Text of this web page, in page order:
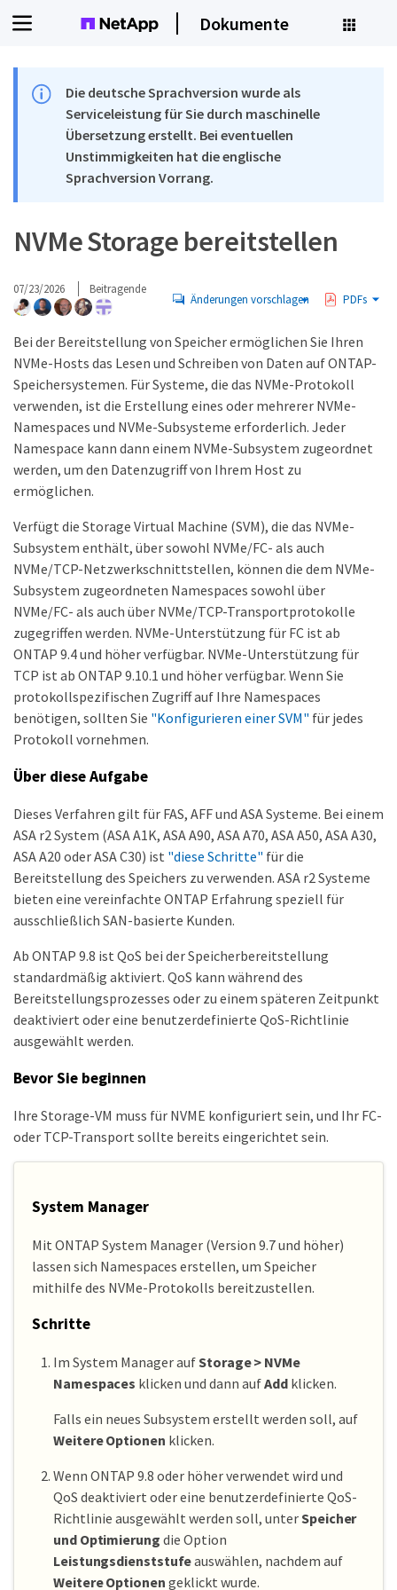
Dokumente
Die deutsche Sprachversion wurde als
Serviceleistung für Sie durch maschinelle
Übersetzung erstellt. Bei eventuellen
Unstimmigkeiten hat die englische
Sprachversion Vorrang.
NVMe Storage bereitstellen
07/23/2026 Beitragende
Änderungen vorschlagen PDFs
Bei der Bereitstellung von Speicher ermöglichen Sie Ihren
NVMe-Hosts das Lesen und Schreiben von Daten auf ONTAP-
Speichersystemen. Für Systeme, die das NVMe-Protokoll
verwenden, ist die Erstellung eines oder mehrerer NVMe-
Namespaces und NVMe-Subsysteme erforderlich. Jeder
Namespace kann dann einem NVMe-Subsystem zugeordnet
werden, um den Datenzugriff von Ihrem Host zu
ermöglichen.
Verfügt die Storage Virtual Machine (SVM), die das NVMe-
Subsystem enthält, über sowohl NVMe/FC- als auch
NVMe/TCP-Netzwerkschnittstellen, können die dem NVMe-
Subsystem zugeordneten Namespaces sowohl über
NVMe/FC- als auch über NVMe/TCP-Transportprotokolle
zugegriffen werden. NVMe-Unterstützung für FC ist ab
ONTAP 9.4 und höher verfügbar. NVMe-Unterstützung für
TCP ist ab ONTAP 9.10.1 und höher verfügbar. Wenn Sie
protokollspezifischen Zugriff auf Ihre Namespaces
benötigen, sollten Sie "Konfigurieren einer SVM" für jedes
Protokoll vornehmen.
Über diese Aufgabe
Dieses Verfahren gilt für FAS, AFF und ASA Systeme. Bei einem
ASA r2 System (ASA A1K, ASA A90, ASA A70, ASA A50, ASA A30,
ASA A20 oder ASA C30) ist "diese Schritte" für die
Bereitstellung des Speichers zu verwenden. ASA r2 Systeme
bieten eine vereinfachte ONTAP Erfahrung speziell für
ausschließlich SAN-basierte Kunden.
Ab ONTAP 9.8 ist QoS bei der Speicherbereitstellung
standardmäßig aktiviert. QoS kann während des
Bereitstellungsprozesses oder zu einem späteren Zeitpunkt
deaktiviert oder eine benutzerdefinierte QoS-Richtlinie
ausgewählt werden.
Bevor Sie beginnen
Ihre Storage-VM muss für NVME konfiguriert sein, und Ihr FC-
oder TCP-Transport sollte bereits eingerichtet sein.
System Manager
Mit ONTAP System Manager (Version 9.7 und höher)
lassen sich Namespaces erstellen, um Speicher
mithilfe des NVMe-Protokolls bereitzustellen.
Schritte
Im System Manager aufStorage > NVMe
Namespaces klicken und dann aufAddklicken.
Falls ein neues Subsystem erstellt werden soll, auf
Weitere Optionen klicken.
Wenn ONTAP 9.8 oder höher verwendet wird und
QoS deaktiviert oder eine benutzerdefinierte QoS-
Richtlinie ausgewählt werden soll, unterSpeicher
und Optimierung die Option
Leistungsdienststufeauswählen, nachdem auf
Weitere Optionen geklickt wurde.